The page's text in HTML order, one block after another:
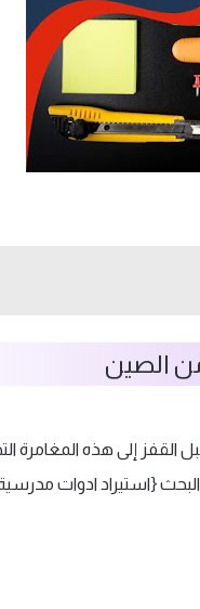
الصين
إلى هذه المغامرة
{استيراد ادوات